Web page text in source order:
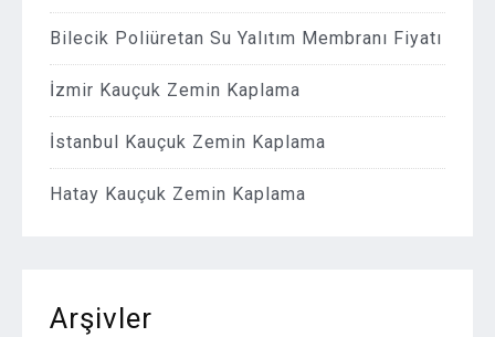
Bilecik Poliüretan Su Yalıtım Membranı Fiyatı
İzmir Kauçuk Zemin Kaplama
İstanbul Kauçuk Zemin Kaplama
Hatay Kauçuk Zemin Kaplama
Arşivler